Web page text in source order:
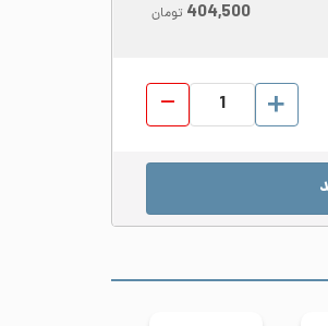
404,500 تومان
ورق رول استیل 430 عرض 1000 ضخامت 0.7 براق BA عدد